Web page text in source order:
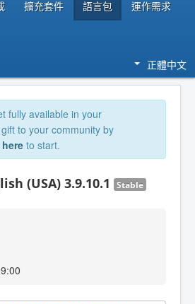
擴充套件 語言包 運作需求
正體中文
fully available in your
to your community by
here to start.
(USA) 3.9.10.1 Stable